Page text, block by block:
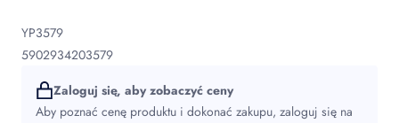
YP3579
5902934203579
Zaloguj się, aby zobaczyć ceny
Aby poznać cenę produktu i dokonać zakupu, zaloguj się na